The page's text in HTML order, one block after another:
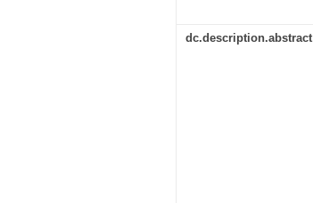
dc.description.abstract